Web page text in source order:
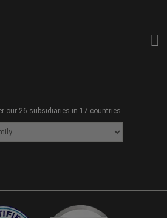
our 26 subsidiaries in 17 countries.